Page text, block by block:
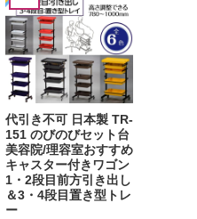
代引き不可 日本製 TR-
151 のびのびセット台
美容院/理容室おすすめ
キャスター付きワゴン
1・2段目前方引き出し
＆3・4段目置き型トレ
ー